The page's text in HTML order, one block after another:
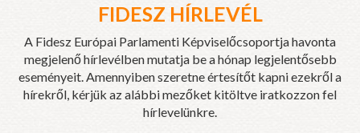
FIDESZ HÍRLEVÉL
A Fidesz Európai Parlamenti Képviselőcsoportja havonta
megjelenő hírlevélben mutatja be a hónap legjelentősebb
eseményeit. Amennyiben szeretne értesítőt kapni ezekről a
hírekről, kérjük az alábbi mezőket kitöltve iratkozzon fel
hírlevelünkre.